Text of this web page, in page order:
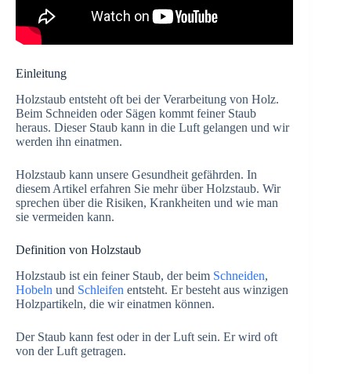
Einleitung
Holzstaub entsteht oft bei der Verarbeitung von Holz.
Beim Schneiden oder Sägen kommt feiner Staub
heraus. Dieser Staub kann in die Luft gelangen und wir
werden ihn einatmen.
Holzstaub kann unsere Gesundheit gefährden. In
diesem Artikel erfahren Sie mehr über Holzstaub. Wir
sprechen über die Risiken, Krankheiten und wie man
sie vermeiden kann.
Definition von Holzstaub
Holzstaub ist ein feiner Staub, der beim Schneiden,
Hobeln und Schleifen entsteht. Er besteht aus winzigen
Holzpartikeln, die wir einatmen können.
Der Staub kann fest oder in der Luft sein. Er wird oft
von der Luft getragen.